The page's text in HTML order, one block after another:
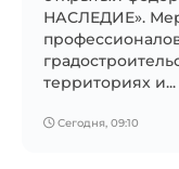
НАСЛЕДИЕ».
территориях и...
Сегодня, 09:10